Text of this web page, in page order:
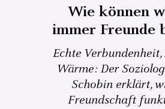
Wie können
immer Freunde
Echte Verbundenheit,
Wärme: Der
Schobin erklärt,
Freundschaft